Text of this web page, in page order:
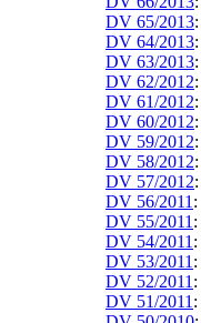
DV 65/2013:
DV 64/2013:
DV 63/2013:
DV 62/2012:
DV 61/2012:
DV 60/2012:
DV 59/2012:
DV 58/2012:
DV 57/2012:
DV 56/2011 :
DV 55/2011 :
DV 54/2011 :
DV 53/2011 :
DV 52/2011 :
DV 51/2011 :